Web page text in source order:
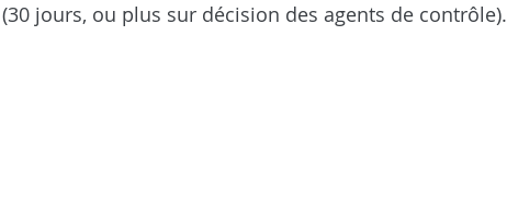
jours, ou plus sur décision des agents de contrôle).